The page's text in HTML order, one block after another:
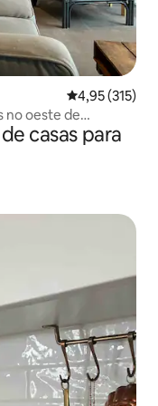
4,95 de uma
4,95 (315)
no oeste de
casas para